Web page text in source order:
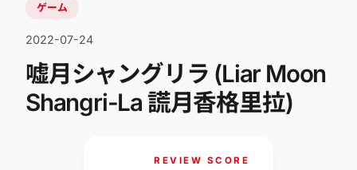
ゲーム
2022-07-24
嘘月シャングリラ (Liar Moon
Shangri-La 謊月香格里拉)
REVIEW SCORE